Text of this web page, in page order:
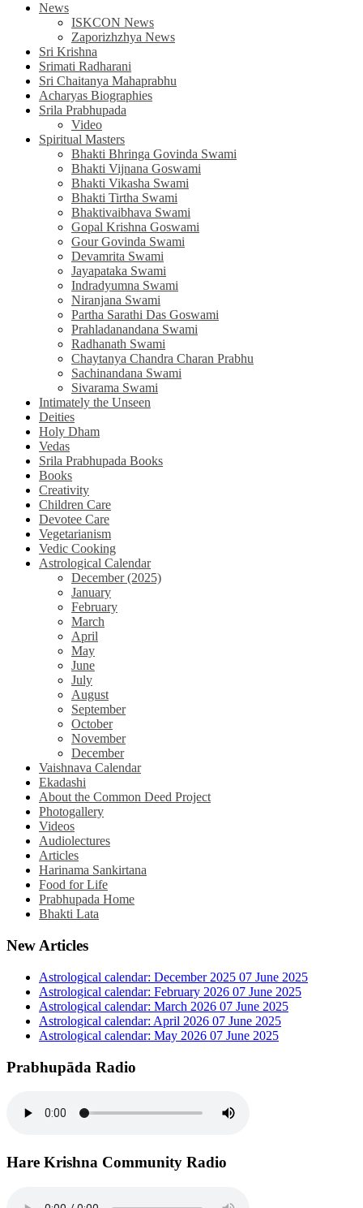
News
ISKCON News
Zaporizhzhya News
Sri Krishna
Srimati Radharani
Sri Chaitanya Mahaprabhu
Acharyas Biographies
Srila Prabhupada
Video
Spiritual Masters
Bhakti Bhringa Govinda Swami
Bhakti Vijnana Goswami
Bhakti Vikasha Swami
Bhakti Tirtha Swami
Bhaktivaibhava Swami
Gopal Krishna Goswami
Gour Govinda Swami
Devamrita Swami
Jayapataka Swami
Indradyumna Swami
Niranjana Swami
Partha Sarathi Das Goswami
Prahladanandana Swami
Radhanath Swami
Chaytanya Chandra Charan Prabhu
Sachinandana Swami
Sivarama Swami
Intimately the Unseen
Deities
Holy Dham
Vedas
Srila Prabhupada Books
Books
Creativity
Children Care
Devotee Care
Vegetarianism
Vedic Cooking
Astrological Calendar
December (2025)
January
February
March
April
May
June
July
August
September
October
November
December
Vaishnava Calendar
Ekadashi
About the Common Deed Project
Photogallery
Videos
Audiolectures
Articles
Harinama Sankirtana
Food for Life
Prabhupada Home
Bhakti Lata
New Articles
Astrological calendar: December 2025 07 June 2025
Astrological calendar: February 2026 07 June 2025
Astrological calendar: March 2026 07 June 2025
Astrological calendar: April 2026 07 June 2025
Astrological calendar: May 2026 07 June 2025
Prabhupāda Radio
Hare Krishna Community Radio